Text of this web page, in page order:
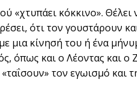
«χτυπάει κόκκινο».
ότι τον γουστάρουν
μια κίνησή του ή ένα
όπως και ο Λέοντας και
τον εγωισμό και